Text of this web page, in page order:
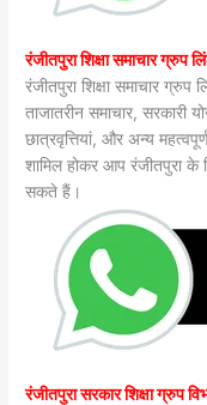
रंजीतपुरा शिक्षा समाचार ग्रुप
रंजीतपुरा शिक्षा समाचार
ताजातरीन समाचार, सरकारी
छात्रवृत्तियां, और अन्य
शामिल होकर आप रंजीतपुरा
सकते हैं।
रंजीतपुरा सरकार शिक्षा